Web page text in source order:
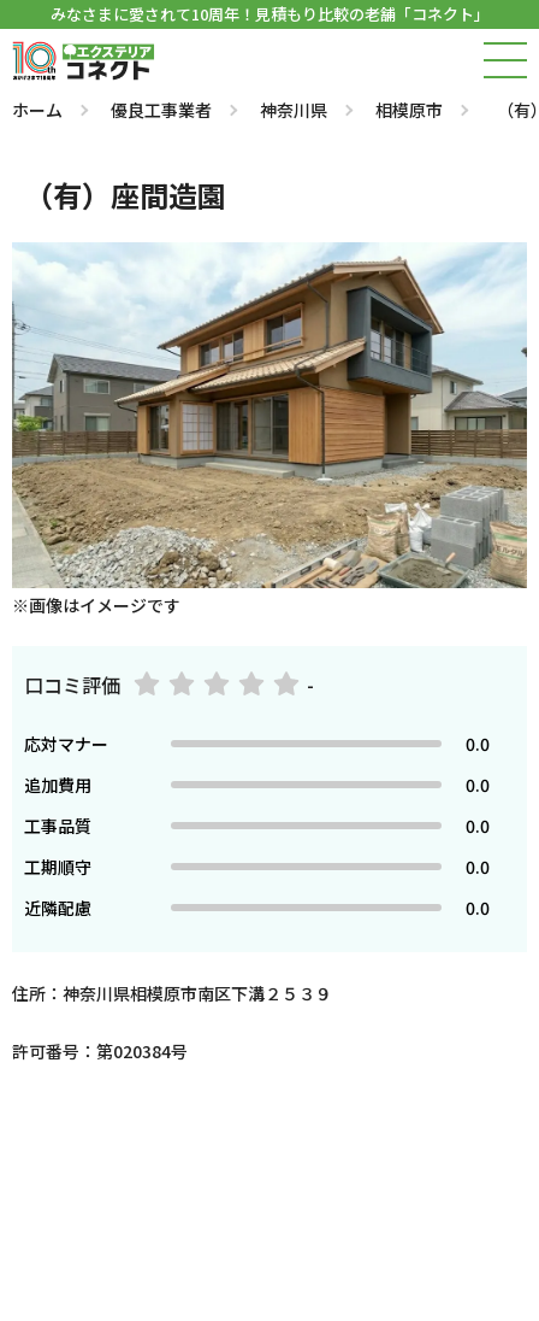
みなさまに愛されて10周年！見積もり比較の老舗「コネクト」
ホーム 優良工事業者 神奈川県 相模原市 （
（有）座間造園
※画像はイメージです
口コミ評価 -
応対マナー
0.0
追加費用
0.0
工事品質
0.0
工期順守
0.0
近隣配慮
0.0
住所：神奈川県相模原市南区下溝２５３９
許可番号：第020384号